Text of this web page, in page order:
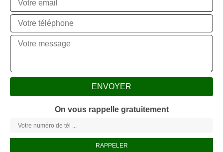
On vous rappelle gratuitement